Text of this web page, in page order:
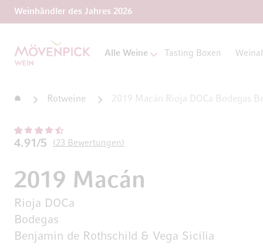
Weinhändler des Jahres 2026
Zur Startseite
Alle Weine Tasting Boxen
StartseiteRotweine 2019 Macán Rioja DOCa Bodegas
4.91/5 23 Bewertungen
2019 Macán
Rioja DOCa
Bodegas
Benjamin de Rothschild & Vega Sicilia